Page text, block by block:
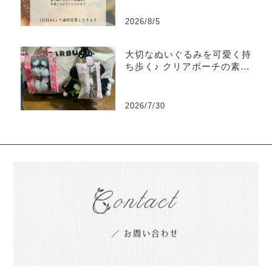
2026/8/5
大切なぬいぐるみを可愛く持
ち歩く♪ クリアポーチの素敵
2026/7/30